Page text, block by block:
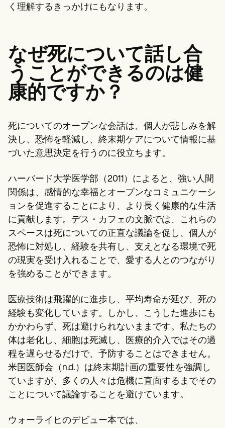
く理解するきっかけにもなります。
なぜ死について話し合
うことができるのは健
康的ですか？
死についてのオープンな会話は、個人が悲しみを解
決し、恐怖を軽減し、終末期ケアについて情報に基
づいた意思決定を行うのに役立ちます。
ハーバード大学医学部（2011）によると、強い人間
関係は、感情的な幸福とオープンなコミュニケーシ
ョンを促進することにより、より長く健康的な生活
に貢献します。デス・カフェの文脈では、これらの
スペースは死についての正直な議論を促し、個人が
恐怖に対処し、経験を共有し、支えとなる環境で死
の現実を受け入れることで、愛する人とのつながり
を強めることができます。
医療技術は飛躍的に進歩し、平均寿命が延び、死の
経験も変化しています。しかし、こうした進歩にも
かかわらず、死は避けられないままです。私たちの
体は老化し、細胞は死滅し、医療的介入ではその過
程を遅らせるだけで、予防することはできません。
米国医師会（n.d.）は終末期計画の重要性を強調し
ていますが、多くの人々は危機に直面するまでその
ことについて議論することを避けています。
ウォーライヒのデビュー本では、